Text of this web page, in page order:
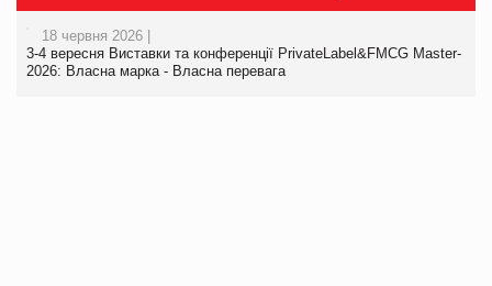
18 червня 2026 |
3-4 вересня Виставки та конференції PrivateLabel&FMCG Master-
2026: Власна марка - Власна перевага